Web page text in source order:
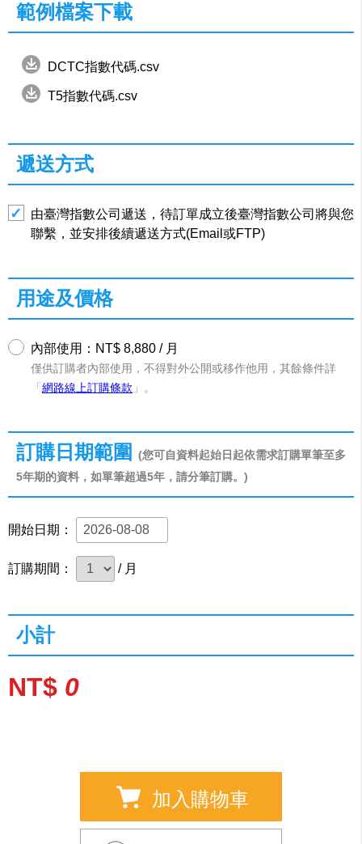
範例檔案下載
DCTC指數代碼.csv
T5指數代碼.csv
遞送方式
由臺灣指數公司遞送，待訂單成立後臺灣指數公司將與您
聯繫，並安排後續遞送方式(Email或FTP)
用途及價格
內部使用：NT$ 8,880 / 月
僅供訂購者內部使用，不得對外公開或移作他用，其餘條件詳
「 網路線上訂購條款 」。
訂購日期範圍
(您可自資料起始日起依需求訂購單筆至多
5年期的資料，如單筆超過5年，請分筆訂購。)
開始日期：
訂購期間： / 月
小計
NT$ 0
加入購物車